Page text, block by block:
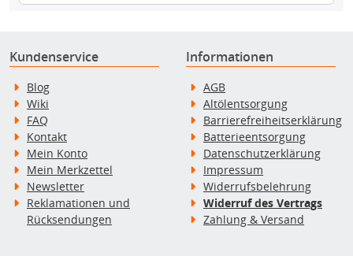
Kundenservice
Blog
Wiki
FAQ
Kontakt
Mein Konto
Mein Merkzettel
Newsletter
Reklamationen und
Rücksendungen
Informationen
AGB
Altölentsorgung
Barrierefreiheitserklärung
Batterieentsorgung
Datenschutzerklärung
Impressum
Widerrufsbelehrung
Widerruf des Vertrags
Zahlung & Versand